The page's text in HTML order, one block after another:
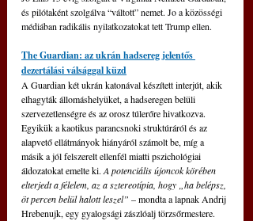
és pilótaként szolgálva “váltott” nemet. Jo a közösségi
médiában radikális nyilatkozatokat tett Trump ellen.
The Guardian: az ukrán hadsereg jelentős
dezertálási válsággal küzd
A Guardian két ukrán katonával készített interjút, akik
elhagyták állomáshelyüket, a hadseregen belüli
szervezetlenségre és az orosz túlerőre hivatkozva.
Egyikük a kaotikus parancsnoki struktúráról és az
alapvető ellátmányok hiányáról számolt be, míg a
másik a jól felszerelt ellenfél miatti pszichológiai
áldozatokat emelte ki. A potenciális újoncok körében
elterjedt a félelem, az a sztereotípia, hogy „ha belépsz,
öt percen belül halott leszel” – mondta a lapnak Andrij
Hrebenujk, egy gyalogsági zászlóalj törzsőrmestere.